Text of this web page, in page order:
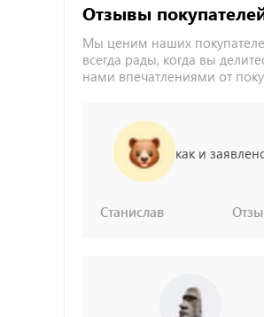
Отзывы
Мы ценим наших
всегда рады, когда вы
нами впечатлениями от
как и
Станислав